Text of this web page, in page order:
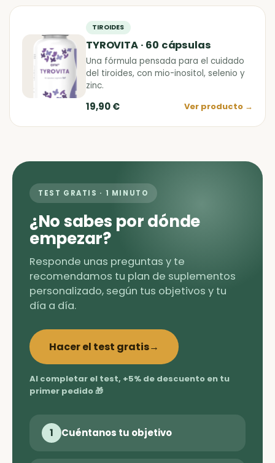
TIROIDES
TYROVITA · 60 cápsulas
Una fórmula pensada para el cuidado
del tiroides, con mio-inositol, selenio y
zinc.
19,90 € Ver producto →
TEST GRATIS · 1 MINUTO
¿No sabes por dónde
empezar?
Responde unas preguntas y te
recomendamos tu plan de suplementos
personalizado, según tus objetivos y tu
día a día.
Hacer el test gratis→
Al completar el test, +5% de descuento en tu
primer pedido 🎁
1 Cuéntanos tu objetivo